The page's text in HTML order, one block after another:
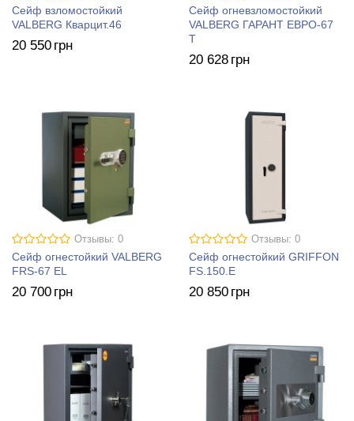
Сейф взломостойкий
VALBERG Кварцит.46
20 550 грн
Сейф огневзломостойкий
VALBERG ГАРАНТ ЕВРО-67
T
20 628 грн
Отзывы: 0
Сейф огнестойкий VALBERG
FRS-67 EL
20 700 грн
Отзывы: 0
Сейф огнестойкий GRIFFON
FS.150.E
20 850 грн